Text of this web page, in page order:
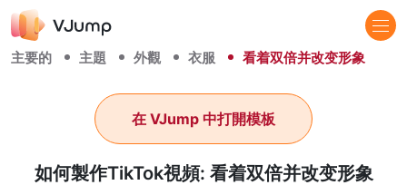
主要的 主題 外觀 衣服 看着双倍并改变形象
如何製作TikTok視頻: 看着双倍并改变形象
在 VJump 中打開模板